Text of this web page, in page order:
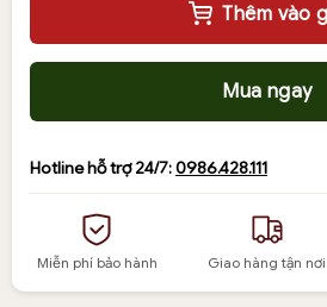
Thêm vào
Mua ngay
Hotline hỗ trợ 24/7:0986.428.111
Miễn phí bảo hành Giao hàng tận nơi